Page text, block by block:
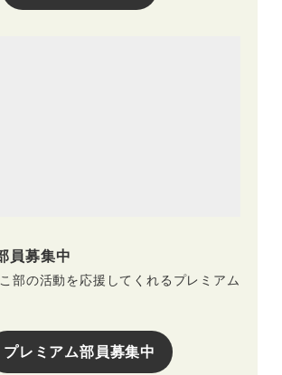
員募集中
部の活動を応援してくれるプレミアム
プレミアム部員募集中